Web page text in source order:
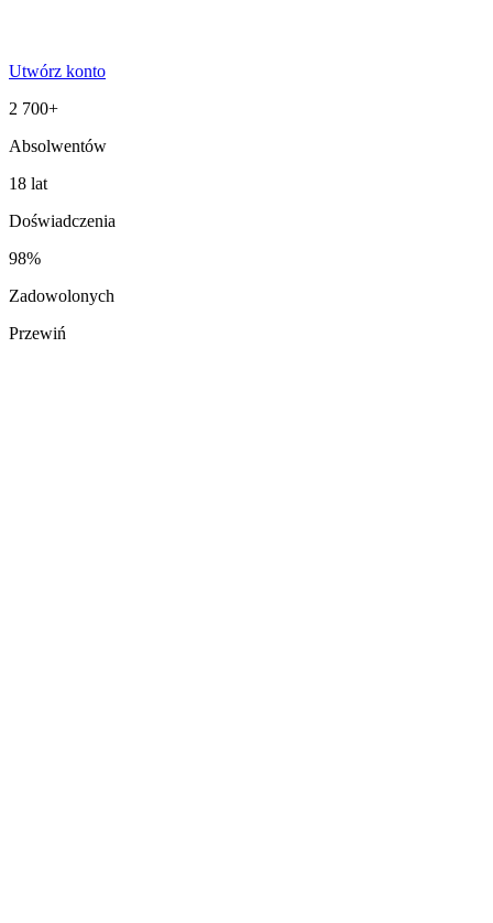
Utwórz konto
2 700+
Absolwentów
18 lat
Doświadczenia
98%
Zadowolonych
Przewiń